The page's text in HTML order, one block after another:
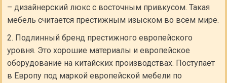
– дизайнерский люкс с восточным привкусом. Такая
мебель считается престижным изыском во всем мире.
Подлинный бренд престижного европейского
уровня. Это хорошие материалы и европейское
оборудование на китайских производствах. Поступает
в Европу под маркой европейской мебели по